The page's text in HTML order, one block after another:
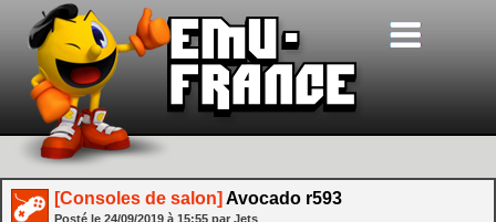
[Consoles de salon] Avocado r593
Posté le 24/09/2019 à 15:55 par Jets